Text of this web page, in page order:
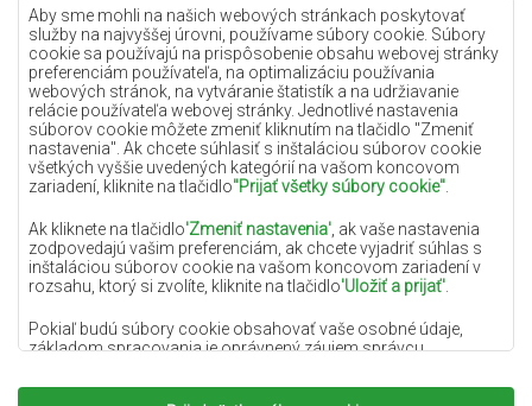
Aby sme mohli na našich webových stránkach poskytovať
služby na najvyššej úrovni, používame súbory cookie. Súbory
cookie sa používajú na prispôsobenie obsahu webovej stránky
preferenciám používateľa, na optimalizáciu používania
webových stránok, na vytváranie štatistík a na udržiavanie
relácie používateľa webovej stránky. Jednotlivé nastavenia
súborov cookie môžete zmeniť kliknutím na tlačidlo "Zmeniť
nastavenia". Ak chcete súhlasiť s inštaláciou súborov cookie
všetkých vyššie uvedených kategórií na vašom koncovom
zariadení, kliknite na tlačidlo"Prijať všetky súbory cookie"
Ak kliknete na tlačidlo'Zmeniť nastavenia' , ak vaše nastavenia
zodpovedajú vašim preferenciám, ak chcete vyjadriť súhlas s
inštaláciou súborov cookie na vašom koncovom zariadení v
rozsahu, ktorý si zvolíte, kliknite na tlačidlo'Uložiť a prijať'
Pokiaľ budú súbory cookie obsahovať vaše osobné údaje,
základom spracovania je oprávnený záujem správcu
podobe poskytovania vysokokvalitných služieb na našej
Lilac koberce
Žlté koberce
Mätové koberce
Modré koberce
Oranžové koberce
Ružové koberce
Šedé koberce
Terakotové koberce
Zelené koberce
Zlaté koberce